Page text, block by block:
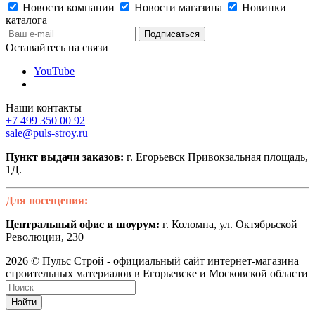
Новости компании
Новости магазина
Новинки
каталога
Оставайтесь на связи
YouTube
Наши контакты
+7 499 350 00 92
sale@puls-stroy.ru
Пункт выдачи заказов: г. Егорьевск Привокзальная площадь,
1Д.
Для посещения:
Центральный офис и шоурум: г. Коломна, ул. Октябрьской
Революции, 230
2026 © Пульс Строй - официальный сайт интернет-магазина
строительных материалов в Егорьевске и Московской области
Найти